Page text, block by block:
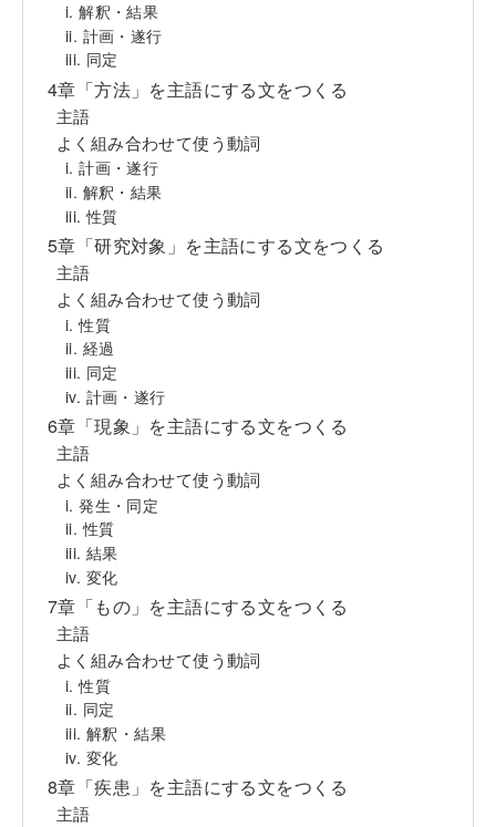
i. 解釈・結果
ii. 計画・遂行
iii. 同定
4章「方法」を主語にする文をつくる
主語
よく組み合わせて使う動詞
i. 計画・遂行
ii. 解釈・結果
iii. 性質
5章「研究対象」を主語にする文をつくる
主語
よく組み合わせて使う動詞
i. 性質
ii. 経過
iii. 同定
iv. 計画・遂行
6章「現象」を主語にする文をつくる
主語
よく組み合わせて使う動詞
i. 発生・同定
ii. 性質
iii. 結果
iv. 変化
7章「もの」を主語にする文をつくる
主語
よく組み合わせて使う動詞
i. 性質
ii. 同定
iii. 解釈・結果
iv. 変化
8章「疾患」を主語にする文をつくる
主語